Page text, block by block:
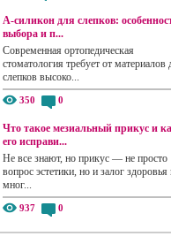
А-силикон для слепков:
выбора и п...
Современная ортопедическая
стоматология требует от материалов
слепков высоко...
350 0
Что такое мезиальный прикус и
его исправи...
Не все знают, но прикус — не просто
вопрос эстетики, но и залог здоровья
мног...
937 0